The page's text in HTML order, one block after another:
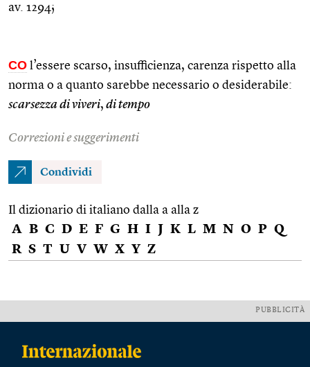
av. 1294;
CO l’essere scarso, insufficienza, carenza rispetto alla
norma o a quanto sarebbe necessario o desiderabile:
scarsezza di viveri, di tempo
Correzioni e suggerimenti
Condividi
Il dizionario di italiano dalla a alla z
A B C D E F G H I J K L M N O P Q
R S T U V W X Y Z
PUBBLICITÀ